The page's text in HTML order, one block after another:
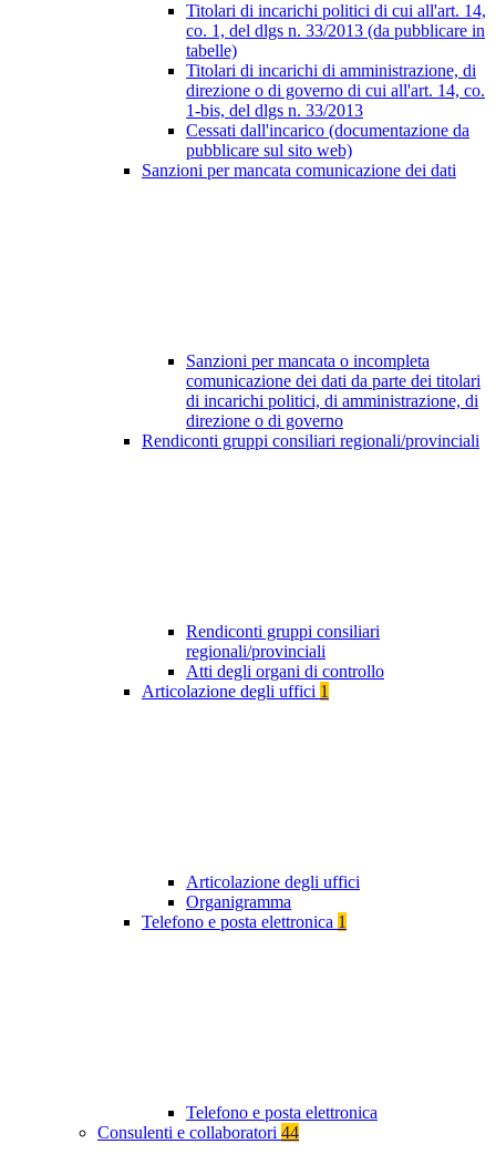
Titolari di incarichi politici di cui all'art. 14,
co. 1, del dlgs n. 33/2013 (da pubblicare in
tabelle)
Titolari di incarichi di amministrazione, di
direzione o di governo di cui all'art. 14, co.
1-bis, del dlgs n. 33/2013
Cessati dall'incarico (documentazione da
pubblicare sul sito web)
Sanzioni per mancata comunicazione dei dati
Sanzioni per mancata o incompleta
comunicazione dei dati da parte dei titolari
di incarichi politici, di amministrazione, di
direzione o di governo
Rendiconti gruppi consiliari regionali/provinciali
Rendiconti gruppi consiliari
regionali/provinciali
Atti degli organi di controllo
Articolazione degli uffici 1
Articolazione degli uffici
Organigramma
Telefono e posta elettronica 1
Telefono e posta elettronica
Consulenti e collaboratori 44